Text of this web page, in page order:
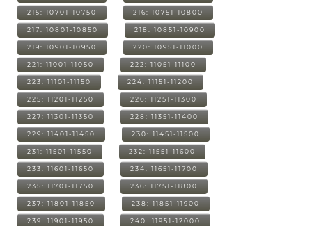
215: 10701-10750 216: 10751-10800
217: 10801-10850 218: 10851-10900
219: 10901-10950 220: 10951-11000
221: 11001-11050 222: 11051-11100
223: 11101-11150 224: 11151-11200
225: 11201-11250 226: 11251-11300
227: 11301-11350 228: 11351-11400
229: 11401-11450 230: 11451-11500
231: 11501-11550 232: 11551-11600
233: 11601-11650 234: 11651-11700
235: 11701-11750 236: 11751-11800
237: 11801-11850 238: 11851-11900
239: 11901-11950 240: 11951-12000